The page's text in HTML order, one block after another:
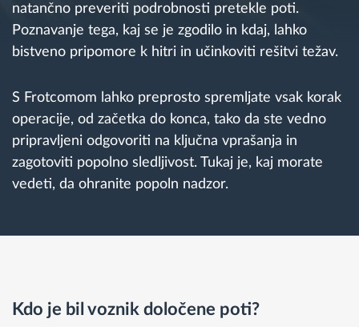
Kako bomo rešili vse potrebe dejavnosti flote
Izračun prihrankov
natančno preveriti podrobnosti pretekle poti.
Poznavanje tega, kaj se je zgodilo in kdaj, lahko
bistveno pripomore k hitri in učinkoviti rešitvi težav.
S Frotcomom lahko preprosto spremljate vsak korak
operacije, od začetka do konca, tako da ste vedno
pripravljeni odgovoriti na ključna vprašanja in
zagotoviti popolno sledljivost. Tukaj je, kaj morate
vedeti, da ohranite popoln nadzor.
Kdo je bil voznik določene poti?